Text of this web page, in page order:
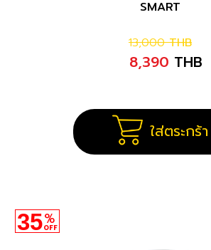
SMART
13,000 THB
8,390 THB
ใส่ตระกร้า
35%
OFF